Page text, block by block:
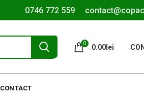
0746 772 559
0 0.00lei
CONTACT